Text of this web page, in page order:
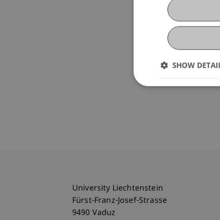
University Liechtenstein
Fürst-Franz-Josef-Strasse
9490 Vaduz
SHOW